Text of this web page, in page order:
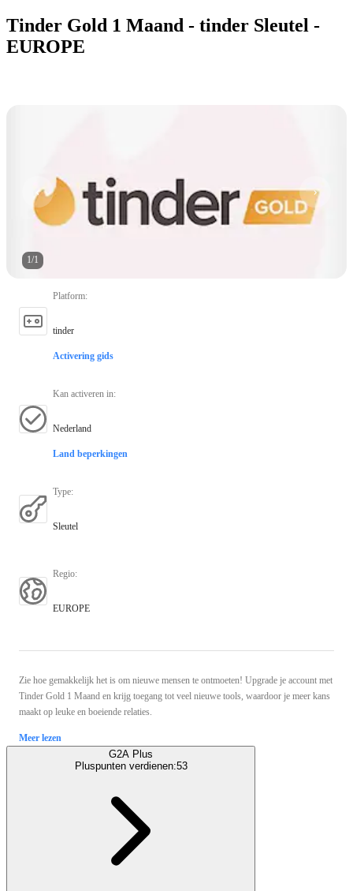
Tinder Gold 1 Maand - tinder Sleutel -
EUROPE
1/1
Platform:
tinder
Activering gids
Kan activeren in:
Nederland
Land beperkingen
Type:
Sleutel
Regio:
EUROPE
Zie hoe gemakkelijk het is om nieuwe mensen te ontmoeten! Upgrade je account met
Tinder Gold 1 Maand en krijg toegang tot veel nieuwe tools, waardoor je meer kans
maakt op leuke en boeiende relaties.
Meer lezen
G2A Plus
Pluspunten verdienen:53